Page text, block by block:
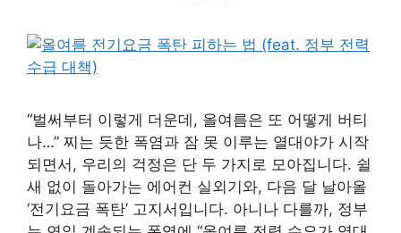
“벌써부터 이렇게 더운데, 올여름은 또 어떻게 버티
나…” 찌는 듯한 폭염과 잠 못 이루는 열대야가 시작
되면서, 우리의 걱정은 단 두 가지로 모아집니다. 쉴
새 없이 돌아가는 에어컨 실외기와, 다음 달 날아올
‘전기요금 폭탄’ 고지서입니다. 아니나 다를까, 정부